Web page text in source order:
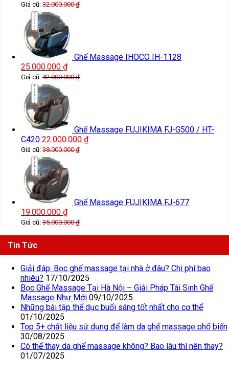
Giá cũ: 32.000.000₫
Ghế Massage IHOCO IH-1128
25.000.000 ₫
Giá cũ: 42.000.000₫
Ghế Massage FUJIKIMA FJ-G500 / HT-
C420 22.000.000 ₫
Giá cũ: 38.000.000₫
Ghế Massage FUJIKIMA FJ-677
19.000.000 ₫
Giá cũ: 35.000.000₫
Tin Tức
Giải đáp: Bọc ghế massage tại nhà ở đâu? Chi phí bao
nhiêu? 17/10/2025
Bọc Ghế Massage Tại Hà Nội – Giải Pháp Tái Sinh Ghế
Massage Như Mới 09/10/2025
Những bài tập thể dục buổi sáng tốt nhất cho cơ thể
01/10/2025
Top 5+ chất liệu sử dụng để làm da ghế massage phổ biến
30/08/2025
Có thể thay da ghế massage không? Bao lâu thì nên thay?
01/07/2025